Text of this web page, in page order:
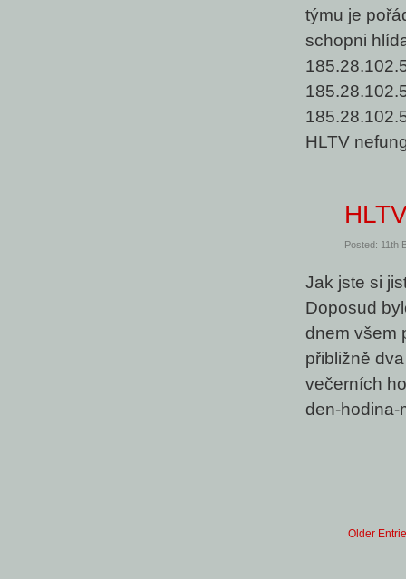
týmu je
schopni
HLTV
Posted: 11th
Jak jste si
Doposud
dnem všem
přibližně
večerních
den-
Older